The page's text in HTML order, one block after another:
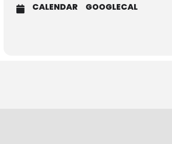
CALENDAR GOOGLECAL